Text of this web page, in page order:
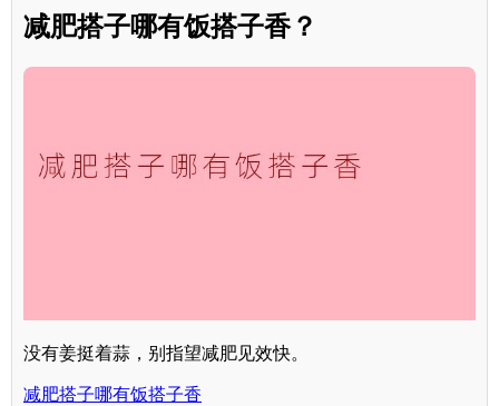
减肥搭子哪有饭搭子香？
没有姜挺着蒜，别指望减肥见效快。
减肥搭子哪有饭搭子香